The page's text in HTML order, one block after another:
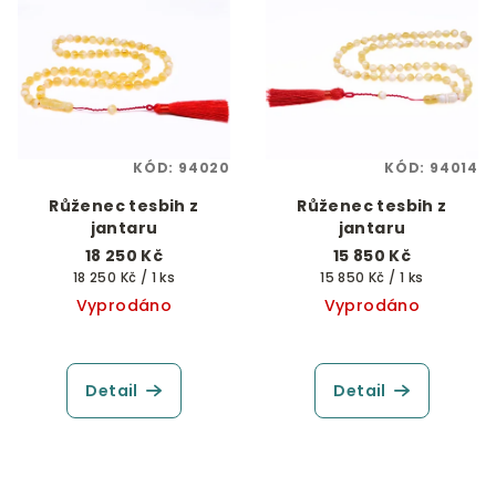
Růženec tesbih z
jantaru
18 250 Kč
Měrná
cena:
18 250 Kč / 1 ks
Vyprodáno
Detail
KÓD: 94020
Růženec tesbih z
jantaru
15 850 Kč
Měrná
cena:
15 850 Kč / 1 ks
Vyprodáno
Detail
KÓD: 94014